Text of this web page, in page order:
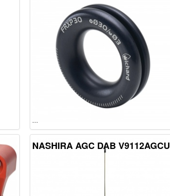
...
NASHIRA AGC DAB V9112AGCU